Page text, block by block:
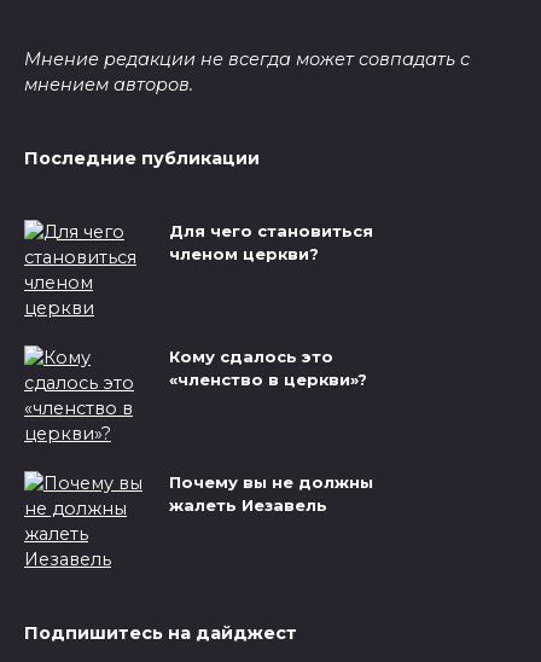
Мнение редакции не всегда может совпадать с
мнением авторов.
Последние публикации
Для чего становиться
членом церкви?
Кому сдалось это
«членство в церкви»?
Почему вы не должны
жалеть Иезавель
Подпишитесь на дайджест